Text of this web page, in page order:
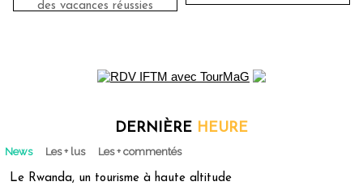
des vacances réussies
DERNIÈRE HEURE
News Les + lus Les + commentés
Le Rwanda, un tourisme à haute altitude